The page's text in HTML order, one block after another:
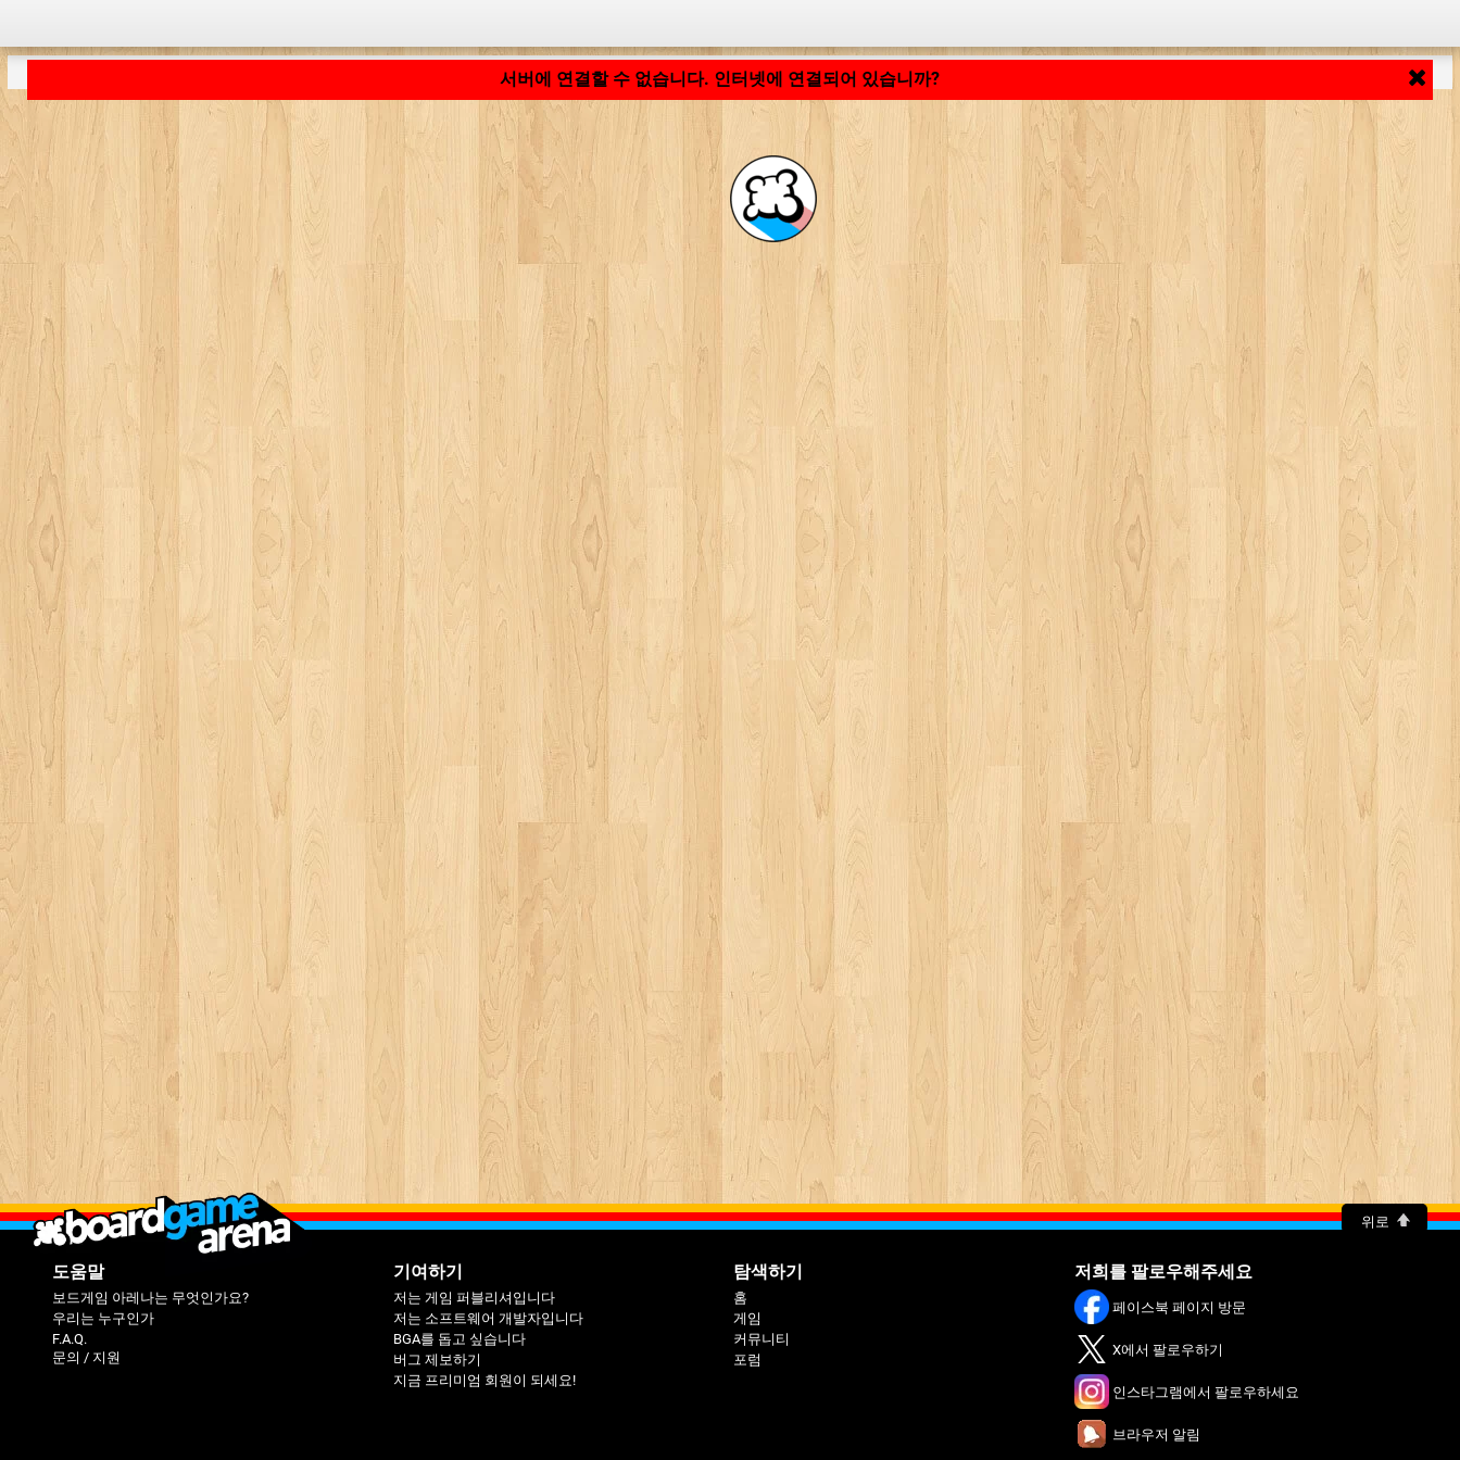
서버에 연결할 수 없습니다. 인터넷에 연결되어 있습니까?
응용 프로그램 로딩 중... ...
위로
도움말
보드게임 아레나는 무엇인가요?
우리는 누구인가
F.A.Q.
문의 / 지원
기여하기
저는 게임 퍼블리셔입니다
저는 소프트웨어 개발자입니다
BGA를 돕고 싶습니다
버그 제보하기
지금 프리미엄 회원이 되세요!
탐색하기
홈
게임
커뮤니티
포럼
저희를 팔로우해주세요
페이스북 페이지 방문
X에서 팔로우하기
인스타그램에서 팔로우하세요
브라우저 알림